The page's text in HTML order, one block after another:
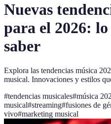
Nuevas
para el 2026: lo
saber
Explora las tendencias música
musical. Innovaciones y estilos
#tendencias musicales#música
musical#streaming#fusiones de
vivo#marketing musical